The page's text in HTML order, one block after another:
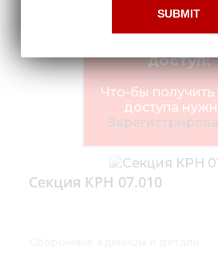
доступ!
Что-бы получить
доступа
Секция КРН 07.010